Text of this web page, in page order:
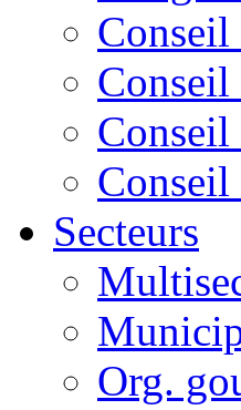
Secteurs
Org.